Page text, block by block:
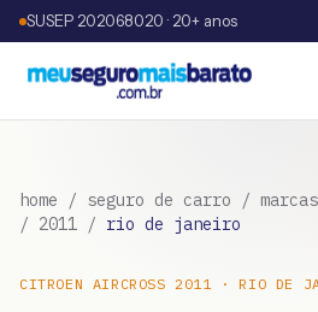
SUSEP 202068020 · 20+ anos
home / seguro de carro / marcas
/ 2011 / rio de janeiro
CITROEN AIRCROSS 2011·RIO DE